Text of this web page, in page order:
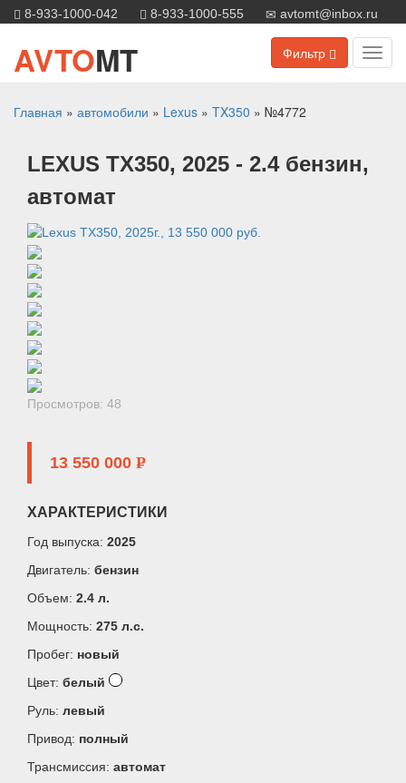
8-933-1000-042 8-933-1000-555 avtomt@inbox.ru
Фильтр
AVTOMT
Главная » автомобили » Lexus » TX350 » №4772
LEXUS TX350, 2025 - 2.4 бензин,
автомат
Просмотров: 48
13 550 000 P
ХАРАКТЕРИСТИКИ
Год выпуска: 2025
Двигатель: бензин
Объем: 2.4 л.
Мощность: 275 л.c.
Пробег: новый
Цвет: белый
Руль: левый
Привод: полный
Трансмиссия: автомат